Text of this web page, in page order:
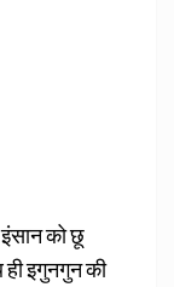
को छू
ही इगुनगुन की